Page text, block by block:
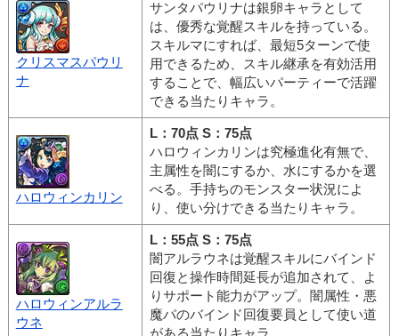
クリスマスパウリ
ナ
サンタパウリナは銀卵キャラとして
は、優秀な覚醒スキルを持っている。
スキルマにすれば、最短5ターンで使
用できるため、スキル継承を有効活用
することで、幅広いパーティーで活躍
できる当たりキャラ。
ハロウィンカリン
L：70点 S：75点
ハロウィンカリンは究極進化有無で、
主属性を闇にするか、水にするかを選
べる。手持ちのモンスター状況によ
り、使い分けできる当たりキャラ。
ハロウィンアルラ
ウネ
L：55点 S：75点
闇アルラウネは覚醒スキルにバインド
回復と操作時間延長が追加されて、よ
りサポート能力がアップ。闇属性・悪
魔パのバインド回復要員として使い道